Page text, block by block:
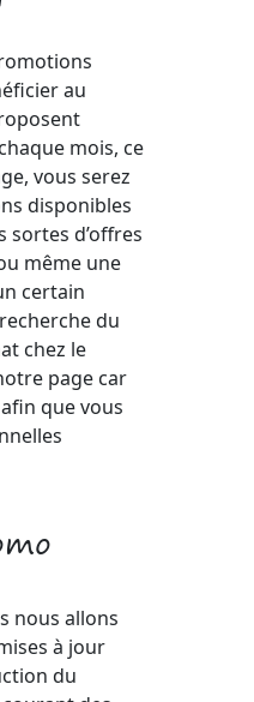
au
mois, ce
vous serez
disponibles
sortes d’offres
même une
certain
du
chez le
page car
que vous
nous allons
à jour
du